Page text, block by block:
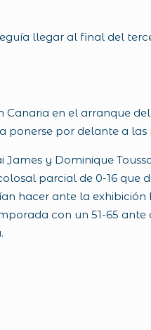
llegar al final del
en el arranque
por delante a las
y Dominique
parcial de 0-16
hacer ante la exhibición
con un 51-65